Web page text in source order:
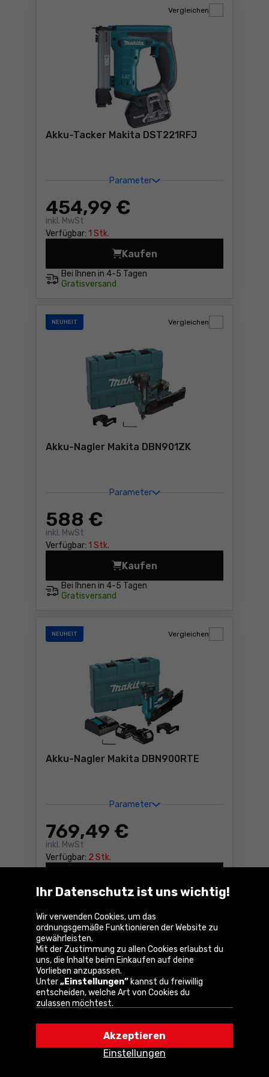
Akku-Tacker Makita DST221RFJ
Parameter
454,99 €
inkl. MwSt
Verfügbar: 1 Stk.
Vergleichen
Bei Ihnen in 4-5 Tagen
Gratisversand
Kaufen
Akku-Tacker Makita
NEUHEIT
Akku-Nagler Makita DBN901ZK
Parameter
588 €
inkl. MwSt
Verfügbar: 1 Stk.
Vergleichen
Bei Ihnen in 4-5 Tagen
Gratisversand
Kaufen
Akku-Nagler Makita
NEUHEIT
Akku-Nagler Makita DBN900RTE
Parameter
769,49 €
inkl. MwSt
Verfügbar: 2 Stk.
Vergleichen
Bei Ihnen in4-5 Tagen
Vergleichen
Ihr Datenschutz ist uns wichtig!
Wir verwenden Cookies, um das
ordnungsgemäße Funktionieren der Website zu
gewährleisten.
Mit der Zustimmung zu allen Cookies erlaubst du
uns, die Inhalte beim Einkaufen auf deine
Vorlieben anzupassen.
Unter„Einstellungen” kannst du freiwillig
entscheiden, welche Art von Cookies du
zulassen möchtest.
dich mit der Verwendung von Cookies gemäß
deinen Browsereinstellungen einverstanden.
Du kannst deine Wahl jederzeit ändern, indem du
„Einstellungen”in der Cookie-Richtlinie
Einstellungen
Akzeptieren